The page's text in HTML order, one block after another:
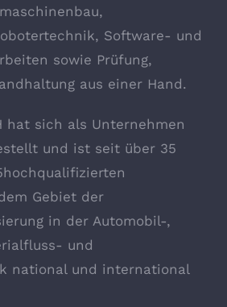
Software- und
sowie Prüfung,
aus einer Hand.
hat sich als Unternehmen
und ist seit über 35
Gebiet der
in der Automobil-,
und
national und international